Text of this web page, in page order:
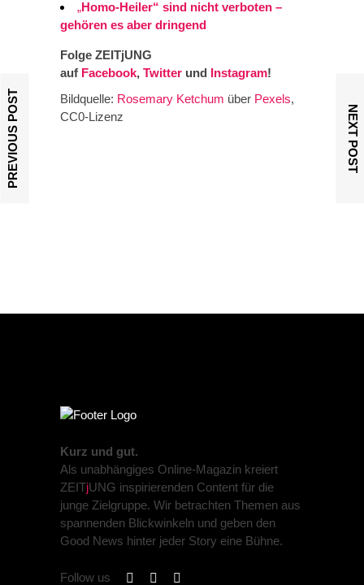
„Homo-Heiler“ sind nicht verboten –
gehören es aber dringend
Folge ZEITjUNG
auf Facebook, Twitter und Instagram!
Bildquelle: Rosemary Ketchum über Pexels,
CC0-Lizenz
PREVIOUS POST NEXT POST
Kurz und gut.
Als unabhängiges Online-Magazin kreiert
ZEITjUNG inspirierenden Content für die
junge Zielgruppe. Wir betrachten Themen aus
spannenden Blickwinkeln und geben den
Good News hinter jeder Story eine Bühne.
Follow us